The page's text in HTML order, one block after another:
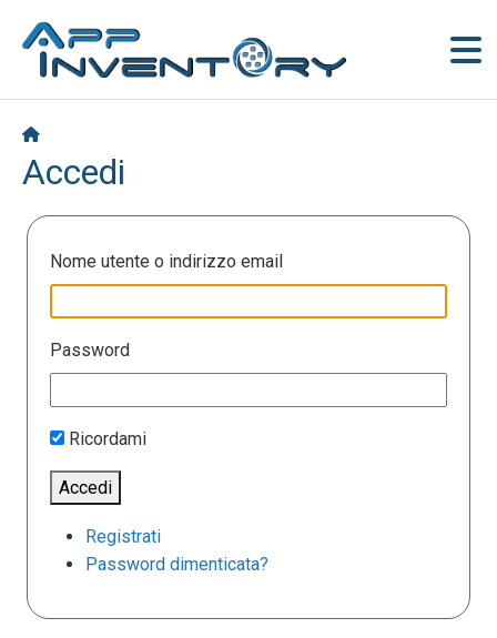
Accedi
Nome utente o indirizzo email
Password
Ricordami
Accedi
Registrati
Password dimenticata?